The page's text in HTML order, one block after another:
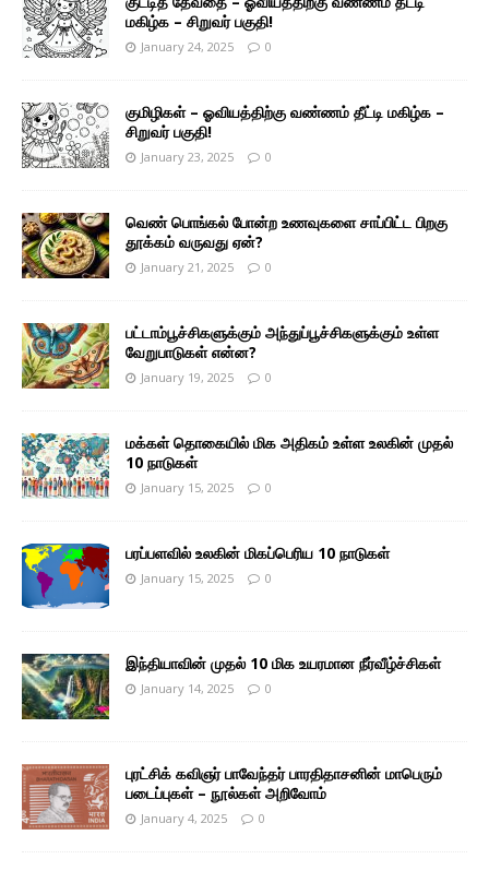
மகிழ்க – சிறுவர் பகுதி!
January 24, 2025 0
குமிழிகள் – ஓவியத்திற்கு வண்ணம் தீட்டி மகிழ்க –
சிறுவர் பகுதி!
January 23, 2025 0
வெண் பொங்கல் போன்ற உணவுகளை சாப்பிட்ட பிறகு
தூக்கம் வருவது ஏன்?
January 21, 2025 0
பட்டாம்பூச்சிகளுக்கும் அந்துப்பூச்சிகளுக்கும் உள்ள
வேறுபாடுகள் என்ன?
January 19, 2025 0
மக்கள் தொகையில் மிக அதிகம் உள்ள உலகின் முதல்
10 நாடுகள்
January 15, 2025 0
பரப்பளவில் உலகின் மிகப்பெரிய 10 நாடுகள்
January 15, 2025 0
இந்தியாவின் முதல் 10 மிக உயரமான நீர்வீழ்ச்சிகள்
January 14, 2025 0
புரட்சிக் கவிஞர் பாவேந்தர் பாரதிதாசனின் மாபெரும்
படைப்புகள் – நூல்கள் அறிவோம்
January 4, 2025 0